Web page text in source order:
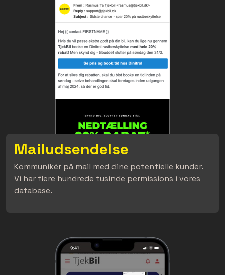
Mailudsendelse
Kommunikér på mail med dine potentielle kunder.
Vi har flere hundrede tusinde permissions i vores
database.